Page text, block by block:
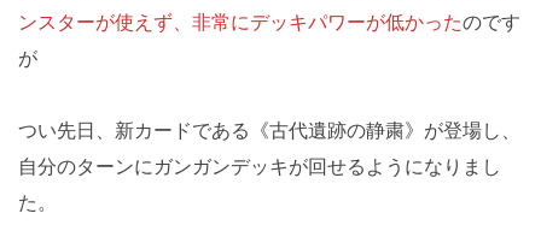
ンスターが使えず、非常にデッキパワーが低かったのです
が
つい先日、新カードである《古代遺跡の静粛》が登場し、
自分のターンにガンガンデッキが回せるようになりまし
た。